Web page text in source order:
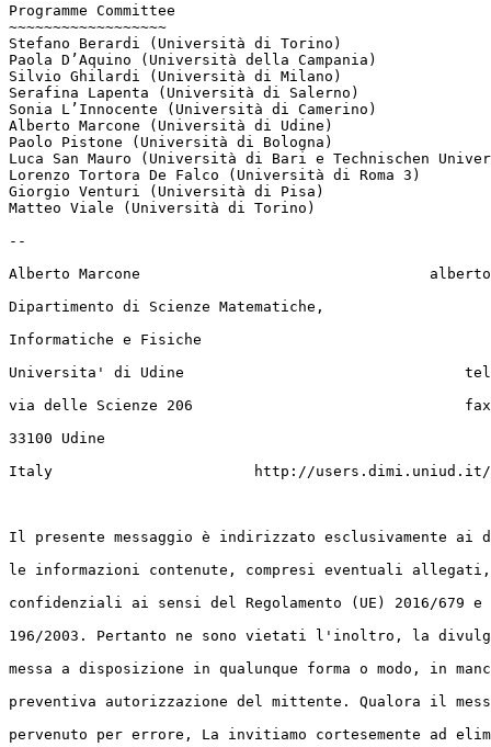
Programme Committee
~~~~~~~~~~~~~~~~~~
Stefano Berardi (Università di Torino)
Paola D’Aquino (Università della Campania)
Silvio Ghilardi (Università di Milano)
Serafina Lapenta (Università di Salerno)
Sonia L’Innocente (Università di Camerino)
Alberto Marcone (Università di Udine)
Paolo Pistone (Università di Bologna)
Luca San Mauro (Università di Bari e Technischen
Lorenzo Tortora De Falco (Università di Roma 3)
Giorgio Venturi (Università di Pisa)
Matteo Viale (Università di Torino)
--
Alberto Marcone
Dipartimento di Scienze Matematiche,
Informatiche e Fisiche
Universita' di Udine                                tel:
via delle Scienze 206                               fax:
33100 Udine
Italy                       http://users.dimi.uniud.it/
Il presente messaggio è indirizzato esclusivamente ai
le informazioni contenute, compresi eventuali allegati,
confidenziali ai sensi del Regolamento (UE) 2016/679
196/2003. Pertanto ne sono vietati l'inoltro, la
messa a disposizione in qualunque forma o modo, in
preventiva autorizzazione del mittente. Qualora il
pervenuto per errore, La invitiamo cortesemente ad